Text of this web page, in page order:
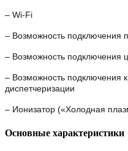
– Wi-Fi
– Возможность подключения
– Возможность подключения
– Возможность подключения
диспетчеризации
– Ионизатор («Холодная
Основные характеристики